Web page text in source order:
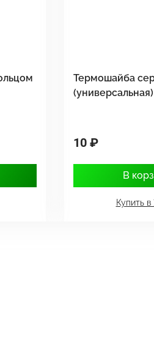
Термошайба
(универсальная)
10 ₽
В
Купить в